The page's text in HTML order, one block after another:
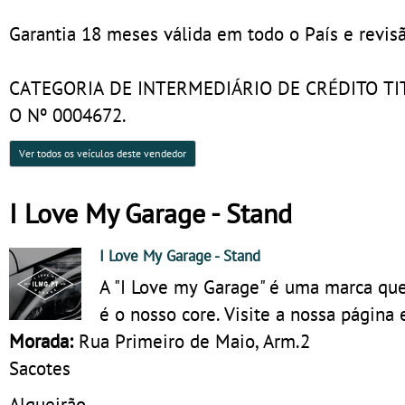
Garantia 18 meses válida em todo o País e
CATEGORIA DE INTERMEDIÁRIO DE CRÉDITO
O Nº 0004672.
Ver todos os veículos deste vendedor
I Love My Garage - Stand
I Love My Garage- Stand
A "I Love my Garage" é uma marca
é o nosso core. Visite a nossa página
Morada: Rua Primeiro de Maio, Arm.2
Sacotes